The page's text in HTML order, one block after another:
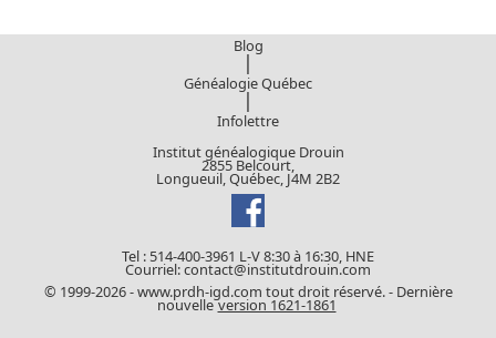
Blog
|
Généalogie Québec
|
Infolettre
Institut généalogique Drouin
2855 Belcourt,
Longueuil, Québec, J4M 2B2
Tel : 514-400-3961 L-V 8:30 à 16:30, HNE
Courriel: contact@institutdrouin.com
© 1999-2026 - www.prdh-igd.com tout droit réservé. - Dernière
nouvelle version 1621-1861